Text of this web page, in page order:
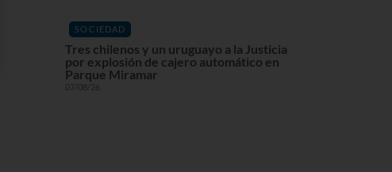
SOCIEDAD
Tres chilenos y un uruguayo a la Justicia
por explosión de cajero automático en
Parque Miramar
07/08/26